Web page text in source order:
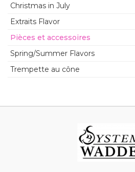
Christmas in July
Extraits Flavor
Pièces et accessoires
Spring/Summer Flavors
Trempette au cône